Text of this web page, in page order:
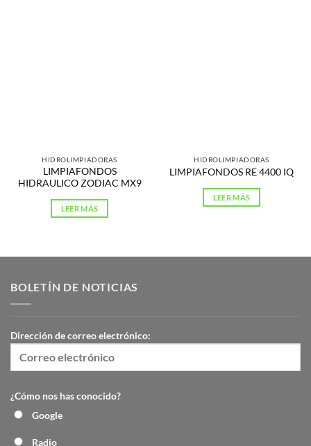
HIDROLIMPIADORAS
LIMPIAFONDOS
HIDRAULICO ZODIAC MX9
LEER MÁS
HIDROLIMPIADORAS
LIMPIAFONDOS RE 4400 IQ
LEER MÁS
BOLETÍN DE NOTICIAS
Dirección de correo electrónico:
¿Cómo nos has conocido?
Google
Radio